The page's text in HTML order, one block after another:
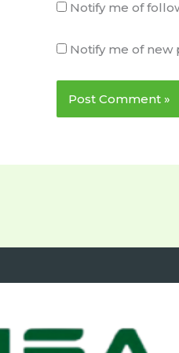
Notify me of
Notify me of new